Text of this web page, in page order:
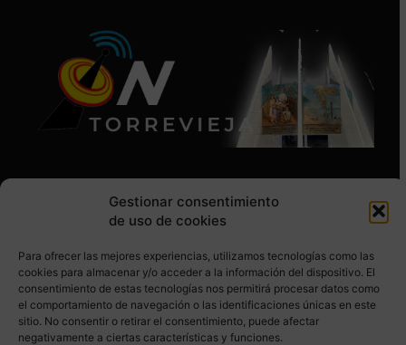
Gestionar consentimiento
de uso de cookies
Para ofrecer las mejores experiencias, utilizamos tecnologías como las
cookies para almacenar y/o acceder a la información del dispositivo. El
consentimiento de estas tecnologías nos permitirá procesar datos como
el comportamiento de navegación o las identificaciones únicas en este
sitio. No consentir o retirar el consentimiento, puede afectar
negativamente a ciertas características y funciones.
SÍGUENOS EN REDES SOCIALES